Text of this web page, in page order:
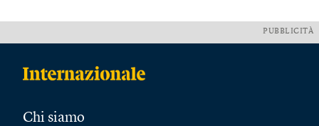
PUBBLICITÀ
Chi siamo